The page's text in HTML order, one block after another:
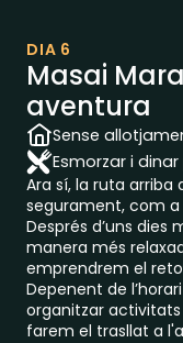
DIA 6
Masai
aventura
Sense
Esmorzar i
Ara sí, la ruta arriba
segurament, com
Després d’uns dies
manera més
emprendrem el
Depenent de
organitzar
farem el trasllat a